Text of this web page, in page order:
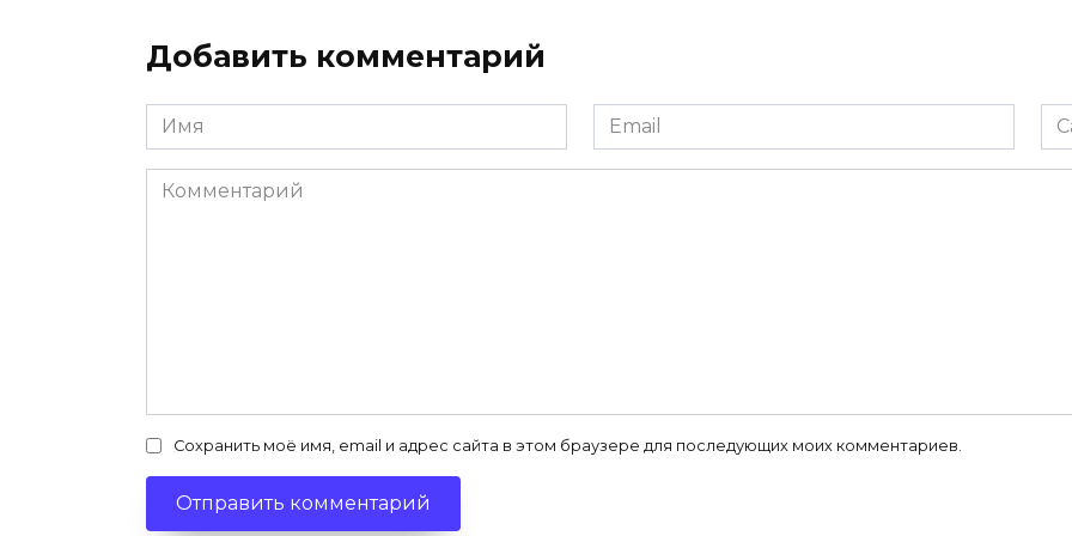
Добавить комментарий
Имя
*
Email
*
Комментарий
Сохранить моё имя, email и адрес сайта в этом браузере для последующих моих комментариев.